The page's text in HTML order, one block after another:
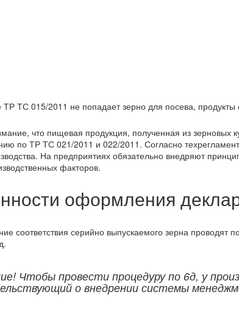
ТР ТС 015/2011 не попадает зерно для посева, продукты
что пищевая продукция, полученная из зерновых
по ТР ТС 021/2011 и 022/2011. Согласно
На предприятиях обязательно внедряют
факторов.
оформления
соответствия серийно выпускаемого зерна
Чтобы провести процедуру по 6д, у
о внедрении системы